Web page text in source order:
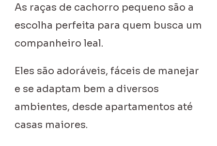
As raças de cachorro pequeno são a
escolha perfeita para quem busca um
companheiro leal.
Eles são adoráveis, fáceis de manejar
e se adaptam bem a diversos
ambientes, desde apartamentos até
casas maiores.